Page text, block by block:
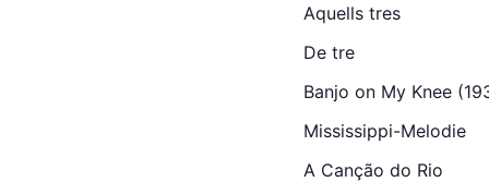
Aquells tres
De tre
Banjo on My Knee
Mississippi-Melodie
A Canção do Rio